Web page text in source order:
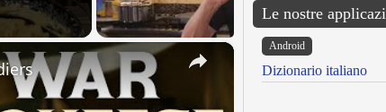
×
Le nostre
Android
Dizionario italiano